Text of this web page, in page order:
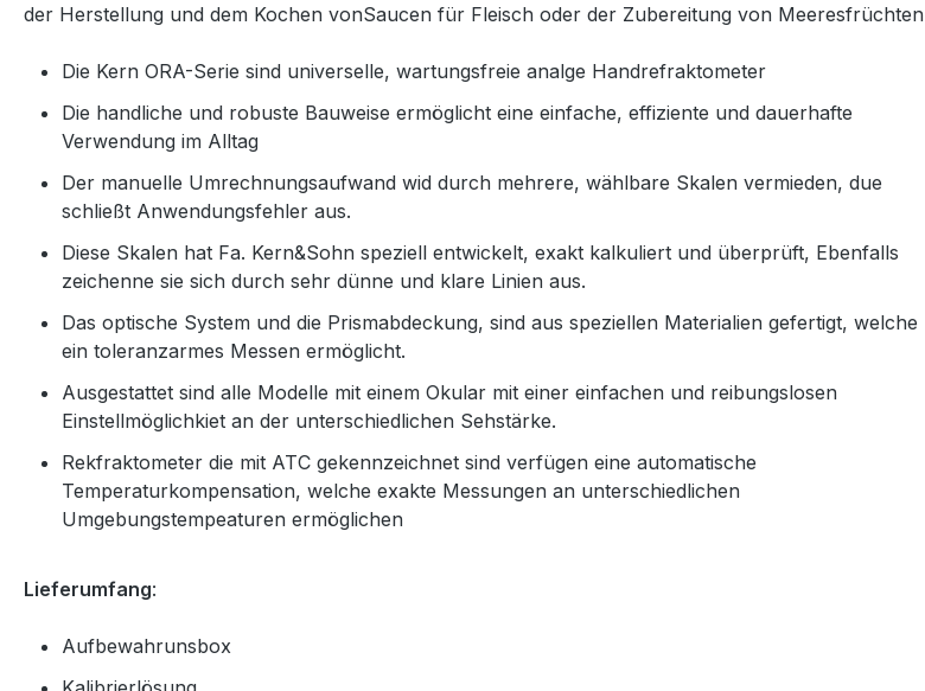
der Herstellung und dem Kochen vonSaucen für Fleisch oder der Zubereitung von Meeresfrüchten
Die Kern ORA-Serie sind universelle, wartungsfreie analge Handrefraktometer
Die handliche und robuste Bauweise ermöglicht eine einfache, effiziente und dauerhafte
Verwendung im Alltag
Der manuelle Umrechnungsaufwand wid durch mehrere, wählbare Skalen vermieden, due
schließt Anwendungsfehler aus.
Diese Skalen hat Fa. Kern&Sohn speziell entwickelt, exakt kalkuliert und überprüft, Ebenfalls
zeichenne sie sich durch sehr dünne und klare Linien aus.
Das optische System und die Prismabdeckung, sind aus speziellen Materialien gefertigt, welche
ein toleranzarmes Messen ermöglicht.
Ausgestattet sind alle Modelle mit einem Okular mit einer einfachen und reibungslosen
Einstellmöglichkiet an der unterschiedlichen Sehstärke.
Rekfraktometer die mit ATC gekennzeichnet sind verfügen eine automatische
Temperaturkompensation, welche exakte Messungen an unterschiedlichen
Umgebungstempeaturen ermöglichen
Lieferumfang:
Aufbewahrunsbox